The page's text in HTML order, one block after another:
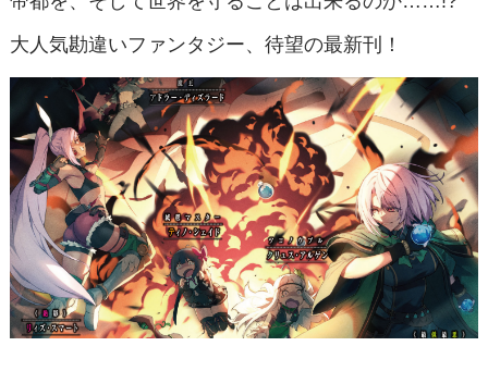
大人気勘違いファンタジー、待望の最新刊！